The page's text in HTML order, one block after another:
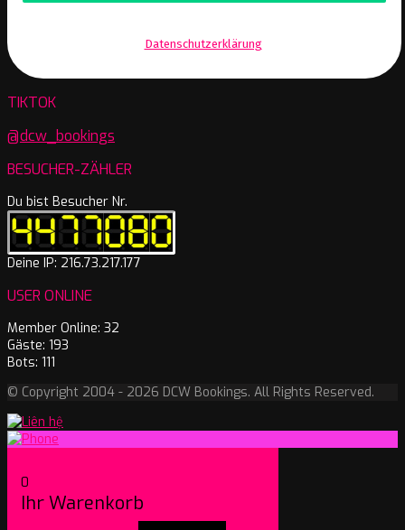
Datenschutzerklärung.
TIKTOK
@dcw_bookings
BESUCHER-ZÄHLER
Du bist Besucher Nr.
Deine IP: 216.73.217.177
USER ONLINE
Member Online: 32
Gäste: 193
Bots: 111
© Copyright 2004 - 2026 DCW Bookings. All Rights Reserved.
0
Ihr Warenkorb